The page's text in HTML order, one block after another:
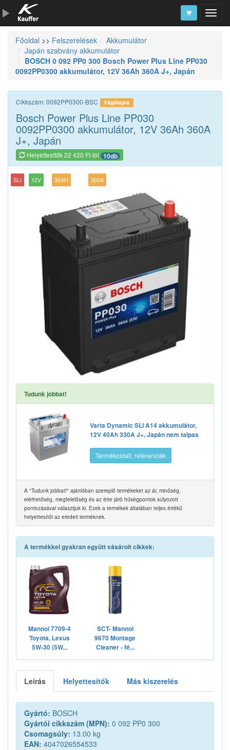
Szerszámkatalógus
Kosár
Főoldal >> Felszerelések
Akkumulátor
Japán szabvány akkumulátor
BOSCH 0 092 PP0 300 Bosch Power Plus Line PP030
0092PP0300 akkumulátor, 12V 36Ah 360A J+, Japán
Cikkszám: 0092PP0300-BSC Vágólapra
Bosch Power Plus Line PP030
0092PP0300 akkumulátor, 12V 36Ah 360A
J+, Japán
Helyettesítők 22 420 Ft-tól 10db
SLI 12V 36AH 360A
Tudunk jobbat!
Varta Dynamic SLI A14 akkumulátor,
12V 40Ah 330A J+, Japán nem talpas
Termékoldall, referenciák
A "Tudunk jobbat!" ajánlóban szereplő termékeket az ár, minőség,
elérhetőség, megfelelőség és az érte járó hűségpontok súlyozott
pontozásával választjuk ki. Ezek a termékek általában teljes értékű
helyettesítői az eredeti terméknek.
A termékkel gyakran együtt vásárolt cikkek:
Mannol 7709-4
Toyota, Lexus
5W-30 (5W...
SCT- Mannol
9670 Montage
Cleaner - fé...
Leírás Helyettesítők Más kiszerelés
Gyártó: BOSCH
Gyártói cikkszám (MPN): 0 092 PP0 300
Csomagsúly: 13.00 kg
EAN: 4047026554533